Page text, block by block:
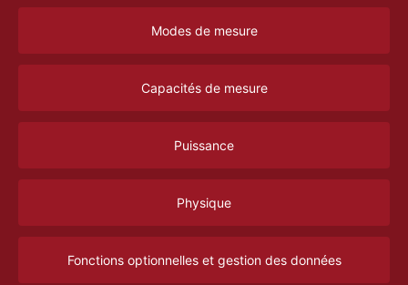
Modes de mesure
Capacités de mesure
Puissance
Physique
Fonctions optionnelles et gestion des données